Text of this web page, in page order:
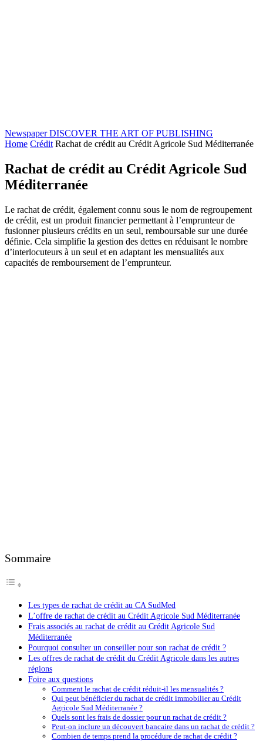
Newspaper DISCOVER THE ART OF PUBLISHING
Home Crédit Rachat de crédit au Crédit Agricole Sud Méditerranée
Rachat de crédit au Crédit Agricole Sud
Méditerranée
Le rachat de crédit, également connu sous le nom de regroupement
de crédit, est un produit financier permettant à l’emprunteur de
fusionner plusieurs crédits en un seul, remboursable sur une durée
définie. Cela simplifie la gestion des dettes en réduisant le nombre
d’interlocuteurs à un seul et en adaptant les mensualités aux
capacités de remboursement de l’emprunteur.
Sommaire
Les types de rachat de crédit au CA SudMed
L’offre de rachat de crédit au Crédit Agricole Sud Méditerranée
Frais associés au rachat de crédit au Crédit Agricole Sud
Méditerranée
Pourquoi consulter un conseiller pour son rachat de crédit ?
Les offres de rachat de crédit du Crédit Agricole dans les autres
régions
Foire aux questions
Comment le rachat de crédit réduit-il les mensualités ?
Qui peut bénéficier du rachat de crédit immobilier au Crédit
Agricole Sud Méditerranée ?
Quels sont les frais de dossier pour un rachat de crédit ?
Peut-on inclure un découvert bancaire dans un rachat de crédit ?
Combien de temps prend la procédure de rachat de crédit ?